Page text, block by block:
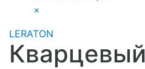
×
LERATON